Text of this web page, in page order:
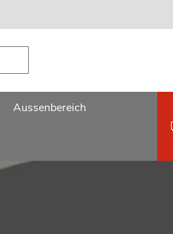
Aussenbereich